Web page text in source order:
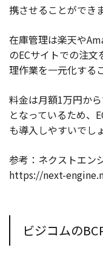
携させることができま
在庫管理は楽天や
のECサイトでの注
理作業を一元化する
料金は月額1万円か
となっているため、
も導入しやすいでし
参考：ネクストエン
https://next-
ビジコムの